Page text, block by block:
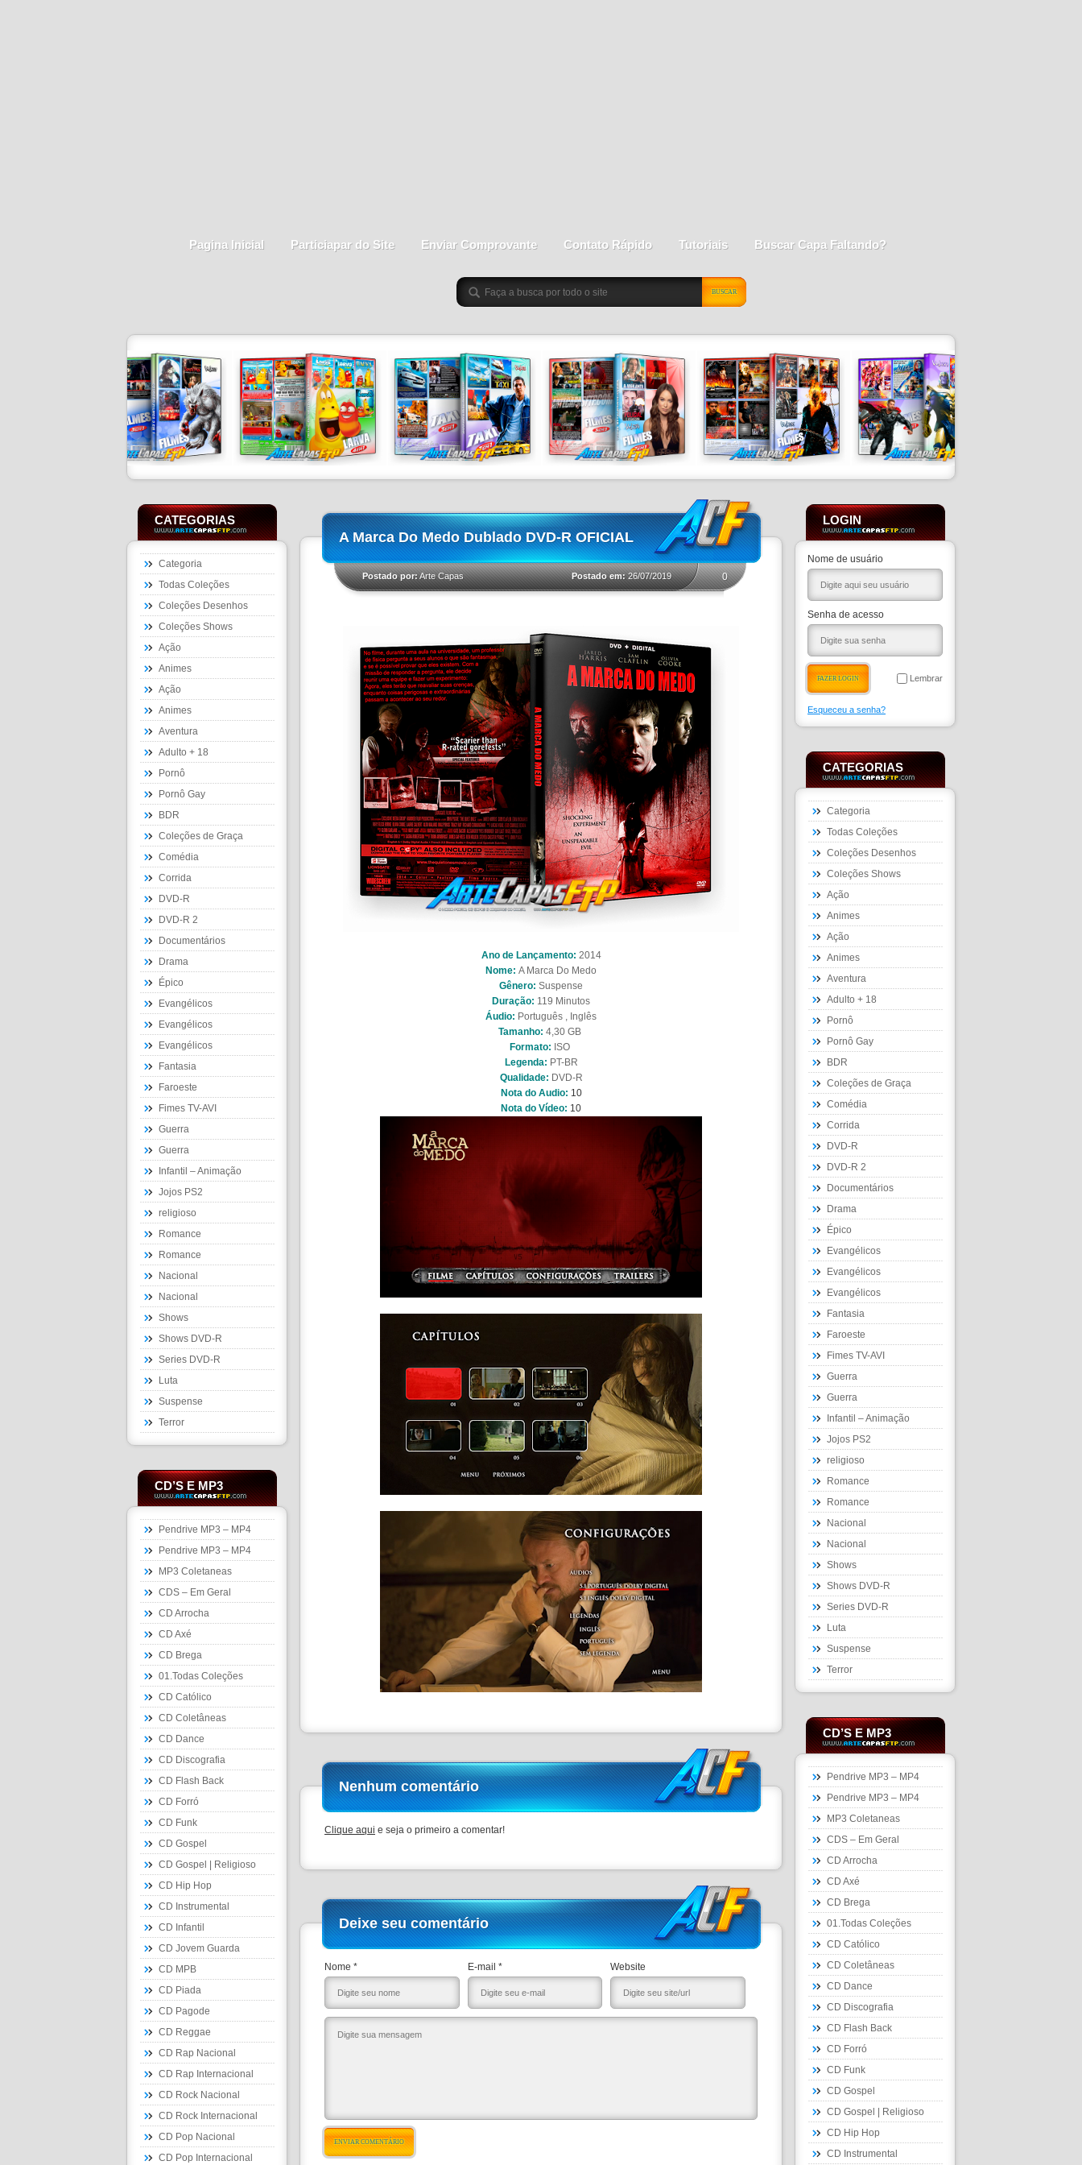
Pagina Inicial Particiapar do Site Enviar Comprovante Contato Rápido Tutoriais Buscar Capa Faltando?
BUSCAR
CATEGORIAS
Categoria
Todas Coleções
Coleções Desenhos
Coleções Shows
Ação
Animes
Ação
Animes
Aventura
Adulto + 18
Pornô
Pornô Gay
BDR
Coleções de Graça
Comédia
Corrida
DVD-R
DVD-R 2
Documentários
Drama
Épico
Evangélicos
Evangélicos
Evangélicos
Fantasia
Faroeste
Fimes TV-AVI
Guerra
Guerra
Infantil – Animação
Jojos PS2
religioso
Romance
Romance
Nacional
Nacional
Shows
Shows DVD-R
Series DVD-R
Luta
Suspense
Terror
CD’S E MP3
Pendrive MP3 – MP4
Pendrive MP3 – MP4
MP3 Coletaneas
CDS – Em Geral
CD Arrocha
CD Axé
CD Brega
01.Todas Coleções
CD Católico
CD Coletâneas
CD Dance
CD Discografia
CD Flash Back
CD Forró
CD Funk
CD Gospel
CD Gospel | Religioso
CD Hip Hop
CD Instrumental
CD Infantil
CD Jovem Guarda
CD MPB
CD Piada
CD Pagode
CD Reggae
CD Rap Nacional
CD Rap Internacional
CD Rock Nacional
CD Rock Internacional
CD Pop Nacional
CD Pop Internacional
A Marca Do Medo Dublado DVD-R OFICIAL
Postado por:Arte Capas 0
Postado em:26/07/2019
Ano de Lançamento: 2014
Nome: A Marca Do Medo
Gênero: Suspense
Duração: 119 Minutos
Áudio: Português , Inglês
Tamanho: 4,30 GB
Formato: ISO
Legenda: PT-BR
Qualidade: DVD-R
Nota do Audio: 10
Nota do Vídeo: 10
Nenhum comentário
Clique aqui e seja o primeiro a comentar!
Deixe seu comentário
Nome * E-mail * Website
ENVIAR COMENTÁRIO
LOGIN
Nome de usuário
Senha de acesso
Lembrar
Esqueceu a senha?
CATEGORIAS
Categoria
Todas Coleções
Coleções Desenhos
Coleções Shows
Ação
Animes
Ação
Animes
Aventura
Adulto + 18
Pornô
Pornô Gay
BDR
Coleções de Graça
Comédia
Corrida
DVD-R
DVD-R 2
Documentários
Drama
Épico
Evangélicos
Evangélicos
Evangélicos
Fantasia
Faroeste
Fimes TV-AVI
Guerra
Guerra
Infantil – Animação
Jojos PS2
religioso
Romance
Romance
Nacional
Nacional
Shows
Shows DVD-R
Series DVD-R
Luta
Suspense
Terror
CD’S E MP3
Pendrive MP3 – MP4
Pendrive MP3 – MP4
MP3 Coletaneas
CDS – Em Geral
CD Arrocha
CD Axé
CD Brega
01.Todas Coleções
CD Católico
CD Coletâneas
CD Dance
CD Discografia
CD Flash Back
CD Forró
CD Funk
CD Gospel
CD Gospel | Religioso
CD Hip Hop
CD Instrumental